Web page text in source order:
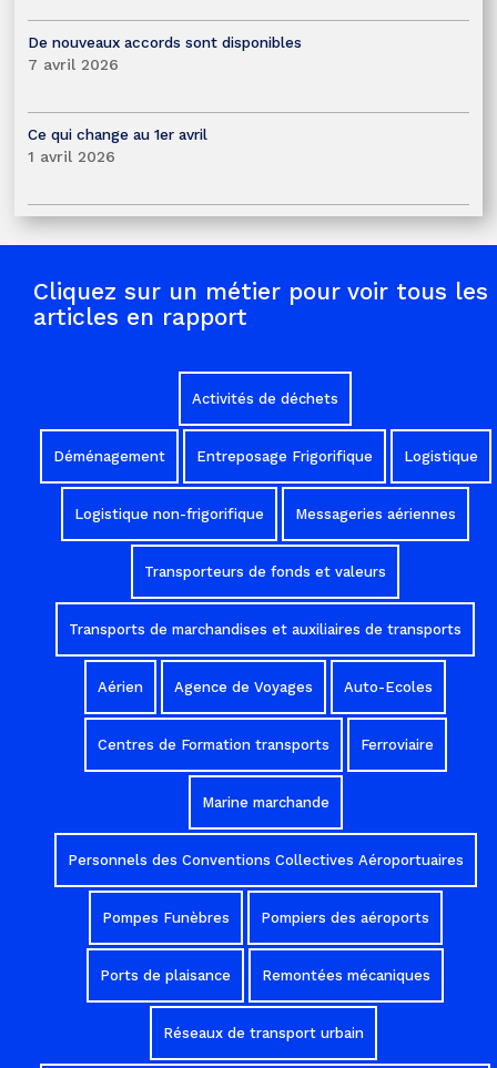
De nouveaux accords sont disponibles
7 avril 2026
Ce qui change au 1er avril
1 avril 2026
Cliquez sur un métier pour voir tous les
articles en rapport
Activités de déchets
Déménagement Entreposage Frigorifique Logistique
Logistique non-frigorifique Messageries aériennes
Transporteurs de fonds et valeurs
Transports de marchandises et auxiliaires de transports
Aérien Agence de Voyages Auto-Ecoles
Centres de Formation transports Ferroviaire
Marine marchande
Personnels des Conventions Collectives Aéroportuaires
Pompes Funèbres Pompiers des aéroports
Ports de plaisance Remontées mécaniques
Réseaux de transport urbain